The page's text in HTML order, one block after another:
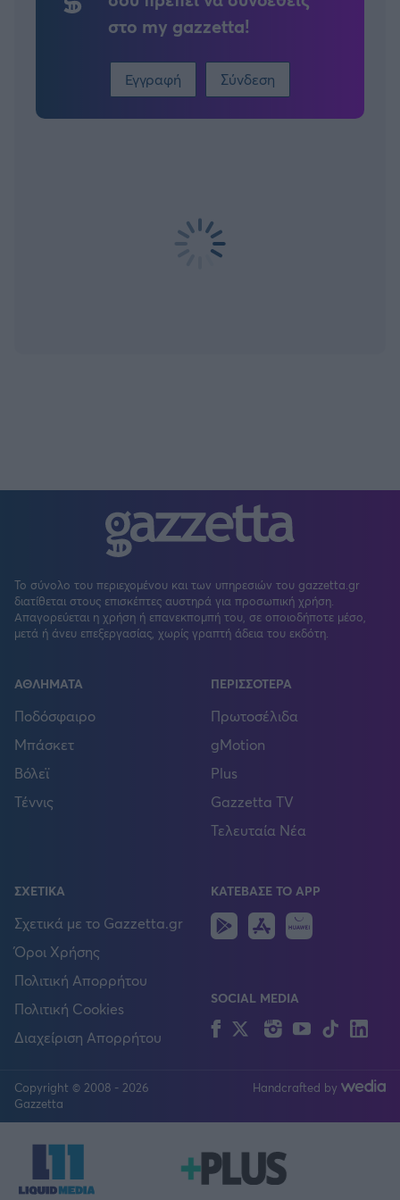
στο my gazzetta!
Εγγραφή Σύνδεση
Το σύνολο του περιεχομένου και των υπηρεσιών του gazzetta.gr
διατίθεται στους επισκέπτες αυστηρά για προσωπική χρήση.
Απαγορεύεται η χρήση ή επανεκπομπή του, σε οποιοδήποτε μέσο,
μετά ή άνευ επεξεργασίας, χωρίς γραπτή άδεια του εκδότη.
ΑΘΛΗΜΑΤΑ
Ποδόσφαιρο
Μπάσκετ
Βόλεϊ
Τέννις
ΠΕΡΙΣΣΟΤΕΡΑ
Πρωτοσέλιδα
gMotion
Plus
Gazzetta TV
Τελευταία Νέα
ΣΧΕΤΙΚΑ
Σχετικά με το Gazzetta.gr
Όροι Χρήσης
Πολιτική Απορρήτου
Πολιτική Cookies
Διαχείριση Απορρήτου
ΚΑΤΕΒΑΣΕ ΤΟ APP
Android
IOS
SOCIAL MEDIA
FacebookTwitterInstagram
YouTubeTikTok
Copyright © 2008 - 2026
Gazzetta
Handcrafted by